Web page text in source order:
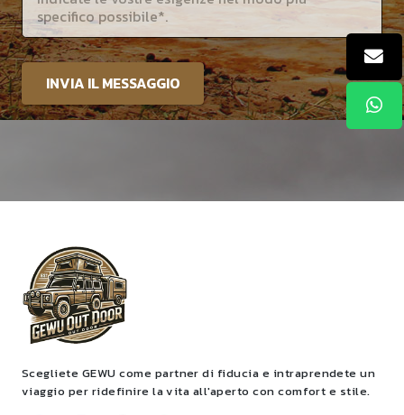
Scegliete GEWU come partner di fiducia e intraprendete un
viaggio per ridefinire la vita all'aperto con comfort e stile.